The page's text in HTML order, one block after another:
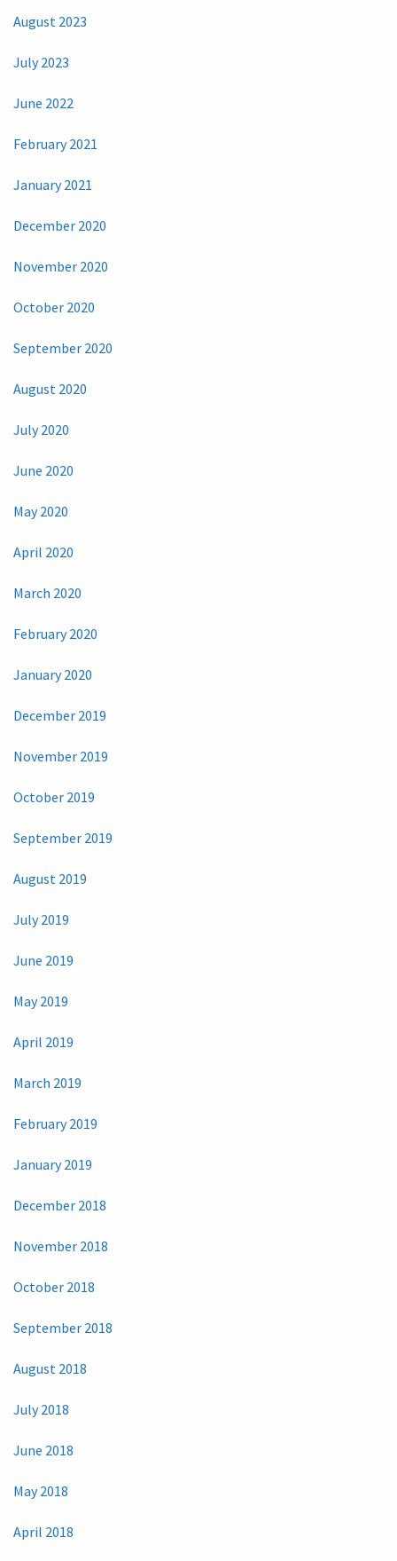
August 2023
July 2023
June 2022
February 2021
January 2021
December 2020
November 2020
October 2020
September 2020
August 2020
July 2020
June 2020
May 2020
April 2020
March 2020
February 2020
January 2020
December 2019
November 2019
October 2019
September 2019
August 2019
July 2019
June 2019
May 2019
April 2019
March 2019
February 2019
January 2019
December 2018
November 2018
October 2018
September 2018
August 2018
July 2018
June 2018
May 2018
April 2018